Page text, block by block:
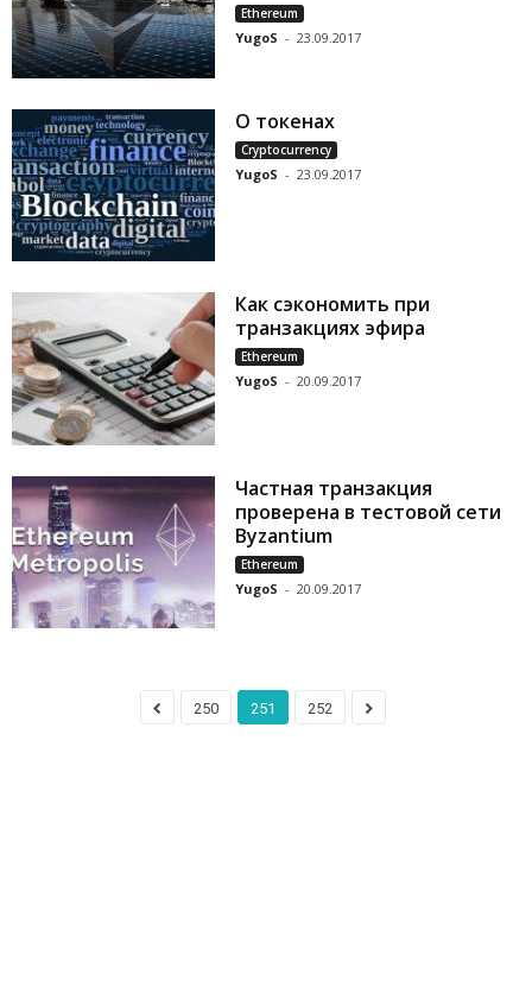
Ethereum
YugoS - 23.09.2017
О токенах
Cryptocurrency
YugoS - 23.09.2017
Как сэкономить при
транзакциях эфира
Ethereum
YugoS - 20.09.2017
Частная транзакция
проверена в тестовой сети
Byzantium
Ethereum
YugoS - 20.09.2017
250 251 252